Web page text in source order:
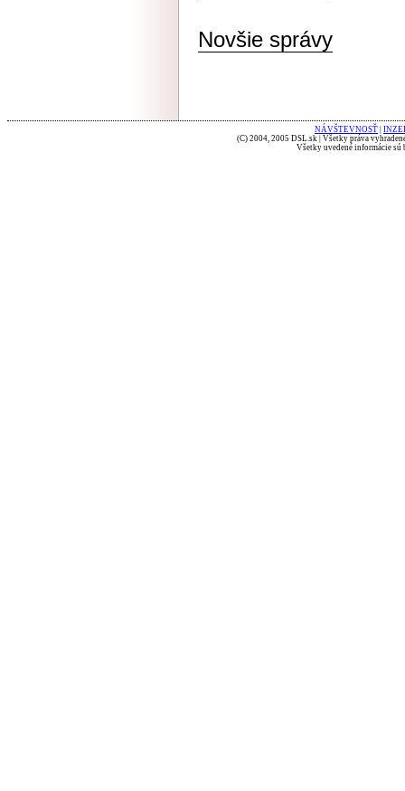
Novšie správy
NÁVŠTEVNOSŤ
(C) 2004, 2005 DSL.sk | Všetky práva
Všetky uvedené informácie sú